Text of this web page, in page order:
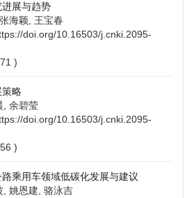
展与趋势
海颖, 王宝春
doi.org/10.16503/j.cnki.2095-
71 )
策略
, 余碧莹
doi.org/10.16503/j.cnki.2095-
56 )
乘用车领域低碳化发展与建议
, 姚恩建, 骆泳吉